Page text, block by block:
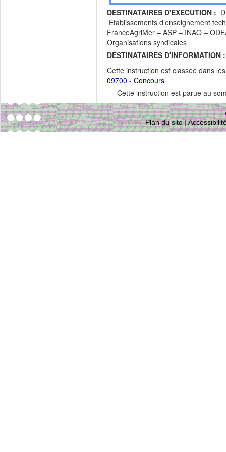
DESTINATAIRES D'EXECUTION :
Etablissements d’enseignement
FranceAgriMer – ASP – INAO –
Organisations syndicales
DESTINATAIRES D'INFORMATION :
Cette instruction est classée dans
09700 - Concours
Cette instruction est parue au
Plan du site|